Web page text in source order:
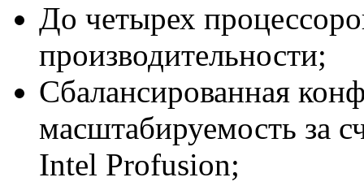
До четырех
производительности;
Сбалансированная
масштабируемость за
Intel Profusion;